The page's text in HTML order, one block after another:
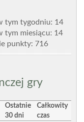
tym tygodniu: 14
tym miesiącu: 14
punkty: 716
gry
Ostatnie
30 dni
Całkowity
czas